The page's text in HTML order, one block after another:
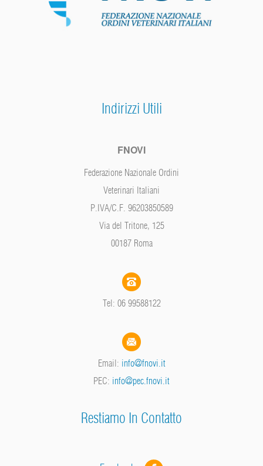
Indirizzi Utili
FNOVI
Federazione Nazionale Ordini
Veterinari Italiani
P.IVA/C.F. 96203850589
Via del Tritone, 125
00187 Roma
Tel: 06 99588122
Email: info@fnovi.it
PEC: info@pec.fnovi.it
Restiamo In Contatto